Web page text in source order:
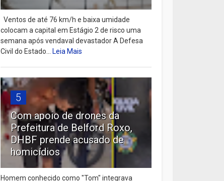
Ventos de até 76 km/h e baixa umidade
colocam a capital em Estágio 2 de risco uma
semana após vendaval devastador A Defesa
Civil do Estado...Leia Mais
5
Com apoio de drones da
Prefeitura de Belford Roxo,
DHBF prende acusado de
homicídios
Homem conhecido como "Tom" integrava